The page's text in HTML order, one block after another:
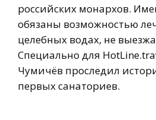
российских монархов.
обязаны возможностью
целебных водах, не
Специально для
Чумичёв проследил
первых санаториев.